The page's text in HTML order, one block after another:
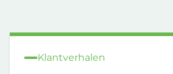
Klantverhalen